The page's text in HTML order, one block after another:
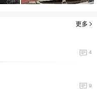
更多
4
9